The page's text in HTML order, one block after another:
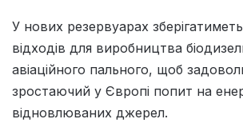
У нових резервуарах
відходів для виробництва
авіаційного пального, щоб
зростаючий у Європі попит на
відновлюваних джерел.